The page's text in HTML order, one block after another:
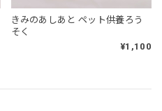
きみのあしあと ペット供養ろう
そく
¥1,100